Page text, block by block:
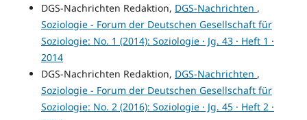
DGS-Nachrichten Redaktion, DGS-Nachrichten ,
Soziologie - Forum der Deutschen Gesellschaft für
Soziologie: No. 1 (2014): Soziologie · Jg. 43 · Heft 1 ·
2014
DGS-Nachrichten Redaktion, DGS-Nachrichten ,
Soziologie - Forum der Deutschen Gesellschaft für
Soziologie: No. 2 (2016): Soziologie · Jg. 45 · Heft 2 ·